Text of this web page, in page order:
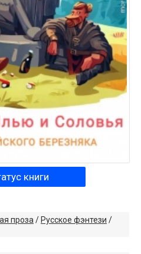
книги
проза / Русское фэнтези /